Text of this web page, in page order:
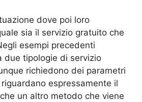
dove poi loro
sia il servizio gratuito che
esempi precedenti
due tipologie di servizio
richiedono dei parametri
espressamente il
un altro metodo che viene